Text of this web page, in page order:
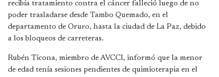
recibía tratamiento contra el cáncer falleció luego de no
poder trasladarse desde Tambo Quemado, en el
departamento de Oruro, hasta la ciudad de La Paz, debido
a los bloqueos de carreteras.
Rubén Ticona, miembro de AVCCI, informó que la menor
de edad tenía sesiones pendientes de quimioterapia en el